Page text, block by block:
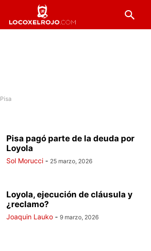
Pisa
Pisa pagó parte de la deuda por
Loyola
Sol Morucci - 25 marzo, 2026
Loyola, ejecución de cláusula y
¿reclamo?
Joaquin Lauko - 9 marzo, 2026